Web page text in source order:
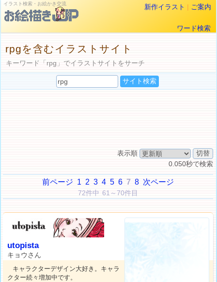
イラスト検索・お絵かき交流 新作イラスト | ご案内
ワード検索
rpgを含むイラストサイト
キーワード「rpg」でイラストサイトをサーチ
表示順
0.050秒で検索
前ページ 1 2 3 4 5 6 7 8 次ページ
72件中 61～70件目
utopista
キョウさん
キャラクターデザイン大好き。キャラ
クター続々増加中です。